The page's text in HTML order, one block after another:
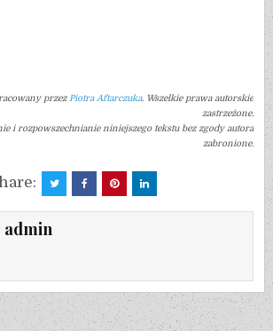
przezPiotra Aftarczuka. Wszelkie prawa autorskie
zastrzeżone.
i rozpowszechnianie niniejszego tekstu bez zgody autora
zabronione.
admin